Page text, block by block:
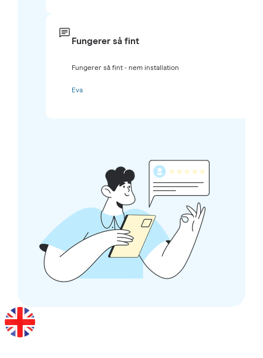
Fungerer så fint
Fungerer så fint - nem installation
Eva